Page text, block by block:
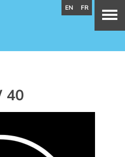
40
EN FR